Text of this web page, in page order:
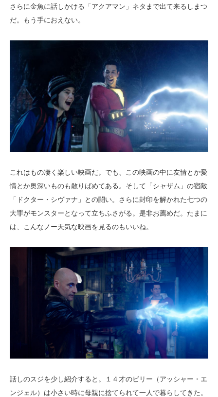
さらに金魚に話しかける「アクアマン」ネタまで出て来るしまつ
だ。もう手におえない。
これはもの凄く楽しい映画だ。でも、この映画の中に友情とか愛
情とか奥深いものも散りばめてある。そして「シャザム」の宿敵
「ドクター・シヴァナ」との闘い。さらに封印を解かれた七つの
大罪がモンスターとなって立ちふさがる。是非お薦めだ。たまに
は、こんなノー天気な映画を見るのもいいね。
話しのスジを少し紹介すると。１４才のビリー（アッシャー・エ
ンジェル）は小さい時に母親に捨てられて一人で暮らしてきた。